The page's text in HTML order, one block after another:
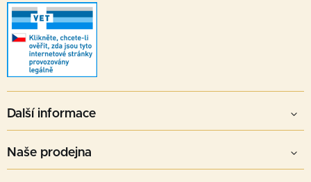
Další informace
Naše prodejna